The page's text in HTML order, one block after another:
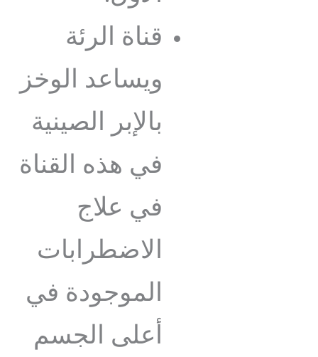
قناة الرئة
ويساعد الوخز
بالإبر الصينية
في هذه القناة
في علاج
الاضطرابات
الموجودة في
أعلى الجسم